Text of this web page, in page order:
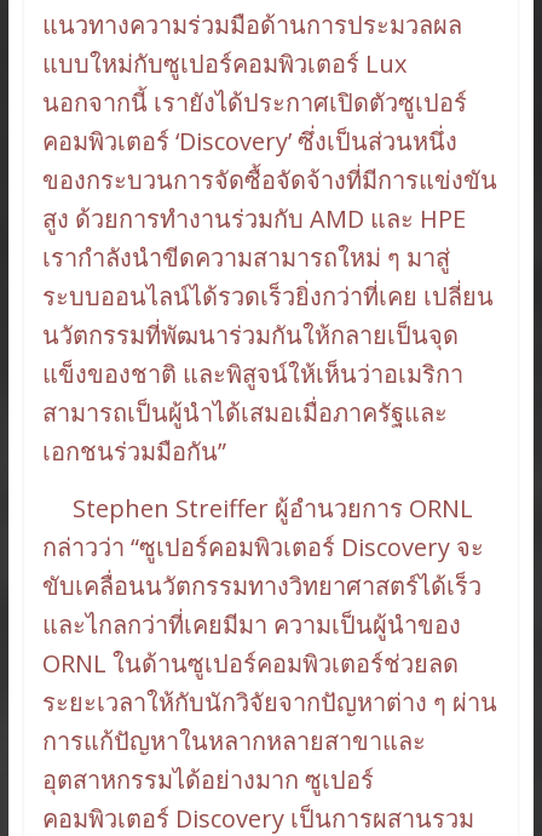
แนวทางความร่วมมือด้านการประมวลผล
แบบใหม่กับซูเปอร์คอมพิวเตอร์ Lux
นอกจากนี้ เรายังได้ประกาศเปิดตัวซูเปอร์
คอมพิวเตอร์ ‘Discovery’ ซึ่งเป็นส่วนหนึ่ง
ของกระบวนการจัดซื้อจัดจ้างที่มีการแข่งขัน
สูง ด้วยการทำงานร่วมกับ AMD และ HPE
เรากำลังนำขีดความสามารถใหม่ ๆ มาสู่
ระบบออนไลน์ได้รวดเร็วยิ่งกว่าที่เคย เปลี่ยน
นวัตกรรมที่พัฒนาร่วมกันให้กลายเป็นจุด
แข็งของชาติ และพิสูจน์ให้เห็นว่าอเมริกา
สามารถเป็นผู้นำได้เสมอเมื่อภาครัฐและ
เอกชนร่วมมือกัน”
Stephen Streiffer ผู้อำนวยการ ORNL
กล่าวว่า “ซูเปอร์คอมพิวเตอร์ Discovery จะ
ขับเคลื่อนนวัตกรรมทางวิทยาศาสตร์ได้เร็ว
และไกลกว่าที่เคยมีมา ความเป็นผู้นำของ
ORNL ในด้านซูเปอร์คอมพิวเตอร์ช่วยลด
ระยะเวลาให้กับนักวิจัยจากปัญหาต่าง ๆ ผ่าน
การแก้ปัญหาในหลากหลายสาขาและ
อุตสาหกรรมได้อย่างมาก ซูเปอร์
คอมพิวเตอร์ Discovery เป็นการผสานรวม